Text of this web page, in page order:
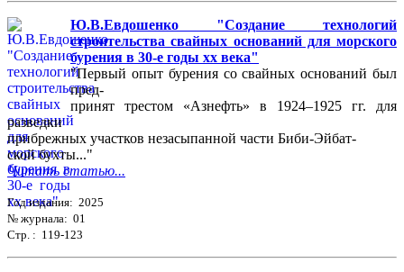
Ю.В.Евдошенко "Создание технологий
строительства свайных оснований для морского
бурения в 30-е годы хх века"
"Первый опыт бурения со свайных оснований был
пред-
принят трестом «Азнефть» в 1924–1925 гг. для
разведки
прибрежных участков незасыпанной части Биби-Эйбат-
ской бухты..."
Читать статью...
Год издания: 2025
№ журнала: 01
Стр. : 119-123